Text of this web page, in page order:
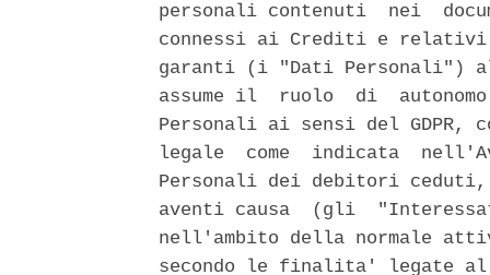
personali contenuti  nei
connessi ai Crediti e
garanti (i "Dati Personali")
assume il  ruolo  di
Personali ai sensi del
legale  come  indicata
Personali dei debitori
aventi causa  (gli
nell'ambito della normale
secondo le finalita' legate al